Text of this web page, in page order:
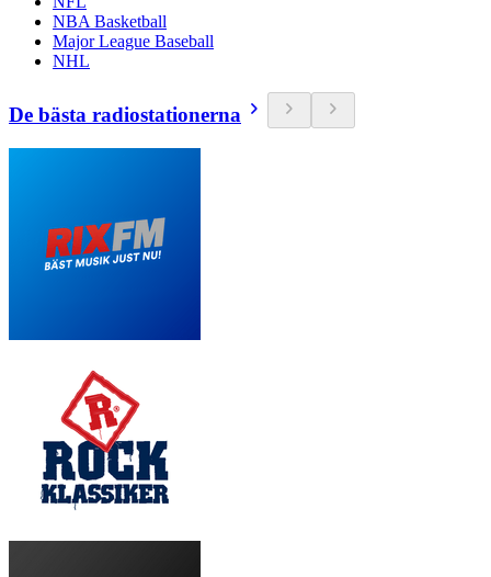
NBA Basketball
Major League Baseball
NHL
De bästa radiostationerna